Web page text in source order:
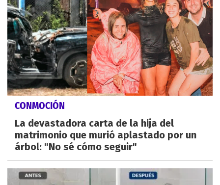
CONMOCIÓN
La devastadora carta de la hija del
matrimonio que murió aplastado por un
árbol: "No sé cómo seguir"